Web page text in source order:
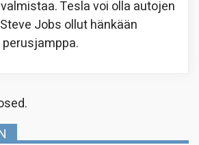
Tesla voi olla autojen
Jobs ollut hänkään